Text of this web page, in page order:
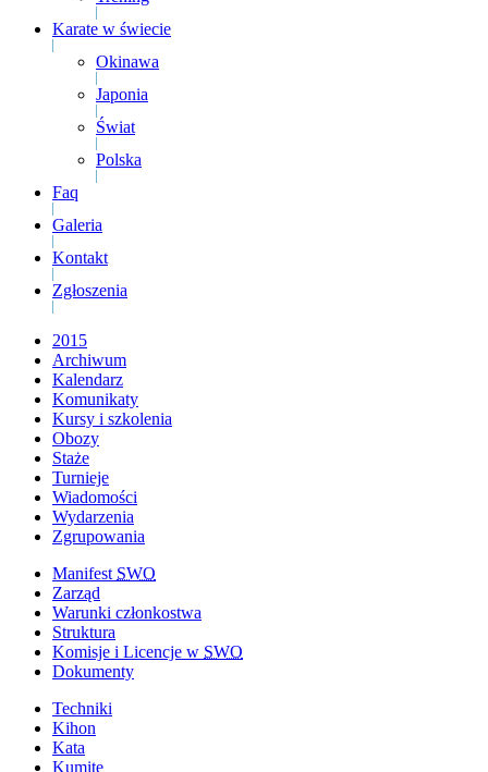
Karate w świecie
Okinawa
Japonia
Świat
Polska
Faq
Galeria
Kontakt
Zgłoszenia
2015
Archiwum
Kalendarz
Komunikaty
Kursy i szkolenia
Obozy
Staże
Turnieje
Wiadomości
Wydarzenia
Zgrupowania
Manifest SWO
Zarząd
Warunki członkostwa
Struktura
Komisje i Licencje w SWO
Dokumenty
Techniki
Kihon
Kata
Kumite